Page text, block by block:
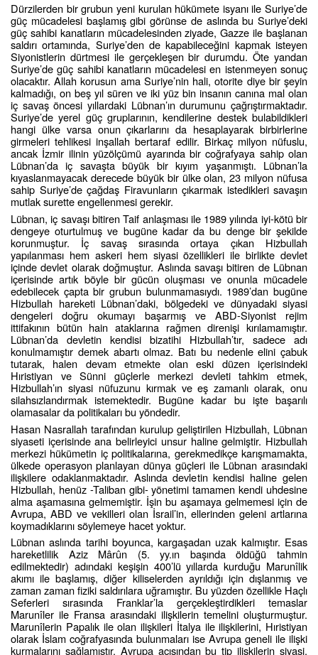
Dürzilerden bir grubun yeni kurulan hükümete isyanı ile Suriye’de
güç mücadelesi başlamış gibi görünse de aslında bu Suriye’deki
güç sahibi kanatların mücadelesinden ziyade, Gazze ile başlanan
saldırı ortamında, Suriye’den de kapabileceğini kapmak isteyen
Siyonistlerin dürtmesi ile gerçekleşen bir durumdu. Öte yandan
Suriye’de güç sahibi kanatların mücadelesi en istenmeyen sonuç
olacaktır. Allah korusun ama Suriye’nin hali, otorite diye bir şeyin
kalmadığı, on beş yıl süren ve iki yüz bin insanın canına mal olan
iç savaş öncesi yıllardaki Lübnan’ın durumunu çağrıştırmaktadır.
Suriye’de yerel güç gruplarının, kendilerine destek bulabildikleri
hangi ülke varsa onun çıkarlarını da hesaplayarak birbirlerine
girmeleri tehlikesi inşallah bertaraf edilir. Birkaç milyon nüfuslu,
ancak İzmir ilinin yüzölçümü ayarında bir coğrafyaya sahip olan
Lübnan’da iç savaşta büyük bir kıyım yaşanmıştı. Lübnan’la
kıyaslanmayacak derecede büyük bir ülke olan, 23 milyon nüfusa
sahip Suriye’de çağdaş Firavunların çıkarmak istedikleri savaşın
mutlak surette engellenmesi gerekir.
Lübnan, iç savaşı bitiren Taif anlaşması ile 1989 yılında iyi-kötü bir
dengeye oturtulmuş ve bugüne kadar da bu denge bir şekilde
korunmuştur. İç savaş sırasında ortaya çıkan Hizbullah
yapılanması hem askeri hem siyasi özellikleri ile birlikte devlet
içinde devlet olarak doğmuştur. Aslında savaşı bitiren de Lübnan
içerisinde artık böyle bir gücün oluşması ve onunla mücadele
edebilecek çapta bir grubun bulunmamasıydı. 1989’dan bugüne
Hizbullah hareketi Lübnan’daki, bölgedeki ve dünyadaki siyasi
dengeleri doğru okumayı başarmış ve ABD-Siyonist rejim
ittifakının bütün hain ataklarına rağmen direnişi kırılamamıştır.
Lübnan’da devletin kendisi bizatihi Hizbullah’tır, sadece adı
konulmamıştır demek abartı olmaz. Batı bu nedenle elini çabuk
tutarak, halen devam etmekte olan eski düzen içerisindeki
Hıristiyan ve Sünni güçlerle merkezi devleti tahkim etmek,
Hizbullah’ın siyasi nüfuzunu kırmak ve eş zamanlı olarak, onu
silahsızlandırmak istemektedir. Bugüne kadar bu işte başarılı
olamasalar da politikaları bu yöndedir.
Hasan Nasrallah tarafından kurulup geliştirilen Hizbullah, Lübnan
siyaseti içerisinde ana belirleyici unsur haline gelmiştir. Hizbullah
merkezi hükümetin iç politikalarına, gerekmedikçe karışmamakta,
ülkede operasyon planlayan dünya güçleri ile Lübnan arasındaki
ilişkilere odaklanmaktadır. Aslında devletin kendisi haline gelen
Hizbullah, henüz -Taliban gibi- yönetimi tamamen kendi uhdesine
alma aşamasına gelmemiştir. İşin bu aşamaya gelmemesi için de
Avrupa, ABD ve vekilleri olan İsrail’in, ellerinden geleni artlarına
koymadıklarını söylemeye hacet yoktur.
Lübnan aslında tarihi boyunca, kargaşadan uzak kalmıştır. Esas
hareketlilik Aziz Mârûn (5. yy.ın başında öldüğü tahmin
edilmektedir) adındaki keşişin 400’lü yıllarda kurduğu Marunîlik
akımı ile başlamış, diğer kiliselerden ayrıldığı için dışlanmış ve
zaman zaman fiziki saldırılara uğramıştır. Bu yüzden özellikle Haçlı
Seferleri sırasında Franklar’la gerçekleştirdikleri temaslar
Marunîler ile Fransa arasındaki ilişkilerin temelini oluşturmuştur.
Marunîlerin Papalık ile olan ilişkileri İtalya ile ilişkilerini, Hıristiyan
olarak İslam coğrafyasında bulunmaları ise Avrupa geneli ile ilişki
kurmalarını sağlamıştır. Avrupa açısından bu tip ilişkilerin siyasi,